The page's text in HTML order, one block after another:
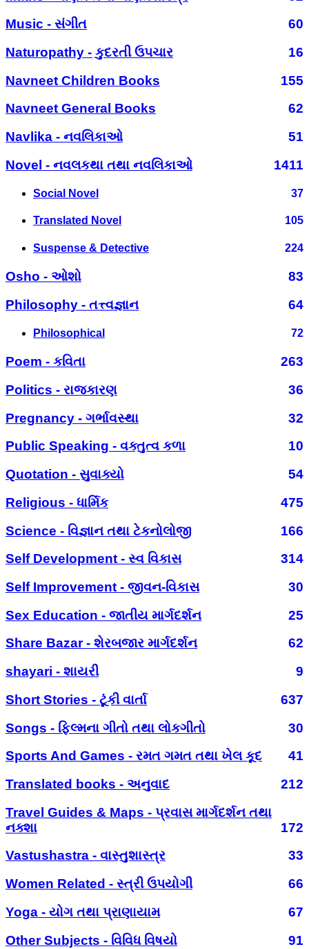
Music - સંગીત
60
Naturopathy - કુદરતી ઉપચાર
16
Navneet Children Books
155
Navneet General Books
62
Navlika - નવલિકાઓ
51
Novel - નવલકથા તથા નવલિકાઓ
1411
Social Novel 37
Translated Novel 105
Suspense & Detective 224
Osho - ઓશો
83
Philosophy - તત્ત્વજ્ઞાન
64
Philosophical 72
Poem - કવિતા
263
Politics - રાજકારણ
36
Pregnancy - ગર્ભાવસ્થા
32
Public Speaking - વક્તુત્વ કળા
10
Quotation - સુવાક્યો
54
Religious - ધાર્મિક
475
Science - વિજ્ઞાન તથા ટેકનોલોજી
166
Self Development - સ્વ વિકાસ
314
Self Improvement - જીવન-વિકાસ
30
Sex Education - જાતીય માર્ગદર્શન
25
Share Bazar - શેરબજાર માર્ગદર્શન
62
shayari - શાયરી
9
Short Stories - ટૂંકી વાર્તા
637
Songs - ફિલ્મના ગીતો તથા લોકગીતો
30
Sports And Games - રમત ગમત તથા ખેલ કૂદ
41
Translated books - અનુવાદ
212
Travel Guides & Maps - પ્રવાસ માર્ગદર્શન તથા
નક્શા
172
Vastushastra - વાસ્તુશાસ્ત્ર
33
Women Related - સ્ત્રી ઉપયોગી
66
Yoga - યોગ તથા પ્રાણાયામ
67
Other Subjects - વિવિધ વિષયો
91